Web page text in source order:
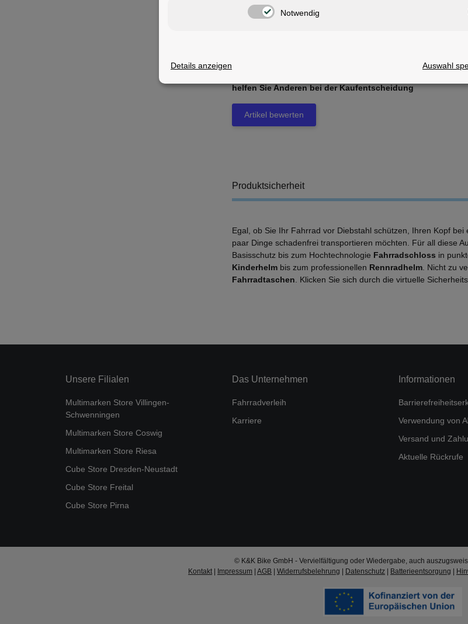
helfen Sie Anderen bei der Kaufentscheidung
Artikel bewerten
Produktsicherheit
Egal, ob Sie Ihr Fahrrad vor Diebstahl schützen, Ihren Kopf bei
paar Dinge schadenfrei transportieren möchten. Für all diese
Basisschutz bis zum Hochtechnologie Fahrradschloss in
Kinderhelm bis zum professionellen Rennradhelm. Nicht zu
Fahrradtaschen. Klicken Sie sich durch die virtuelle
Unsere Filialen
Multimarken Store Villingen-
Schwenningen
Multimarken Store Coswig
Multimarken Store Riesa
Cube Store Dresden-Neustadt
Cube Store Freital
Cube Store Pirna
Das Unternehmen
Fahrradverleih
Karriere
Informationen
Verwendung von
Versand und
Aktuelle Rückrufe
© K&K Bike GmbH - Vervielfältigung oder Wiedergabe, auch
Kontakt
Impressum AGB Widerrufsbelehrung Datenschutz Batterieentsorgung
Notwendig
Details anzeigen Auswahl